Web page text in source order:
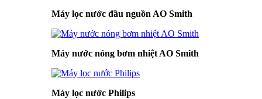
Máy lọc nước đầu nguồn AO Smith
Máy nước nóng bơm nhiệt AO Smith
Máy lọc nước Philips